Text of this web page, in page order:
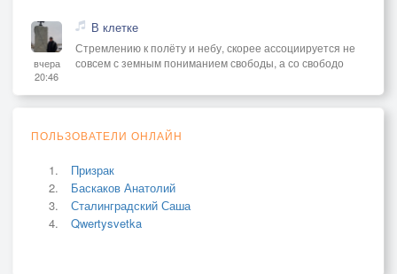
вчера
20:46
В клетке
Стремлению к полёту и небу, скорее ассоциируется не
совсем с земным пониманием свободы, а со свободо
ПОЛЬЗОВАТЕЛИ ОНЛАЙН
Призрак
Баскаков Анатолий
Сталинградский Саша
Qwertysvetka